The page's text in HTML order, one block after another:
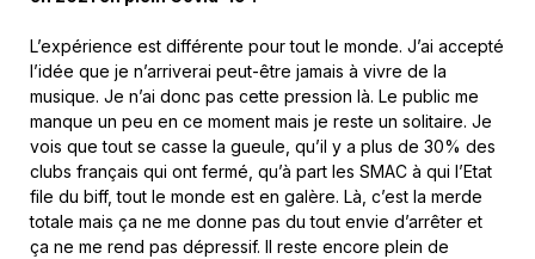
L’expérience est différente pour tout le monde. J’ai accepté
l’idée que je n’arriverai peut-être jamais à vivre de la
musique. Je n’ai donc pas cette pression là. Le public me
manque un peu en ce moment mais je reste un solitaire. Je
vois que tout se casse la gueule, qu’il y a plus de 30% des
clubs français qui ont fermé, qu’à part les SMAC à qui l’Etat
file du biff, tout le monde est en galère. Là, c’est la merde
totale mais ça ne me donne pas du tout envie d’arrêter et
ça ne me rend pas dépressif. Il reste encore plein de